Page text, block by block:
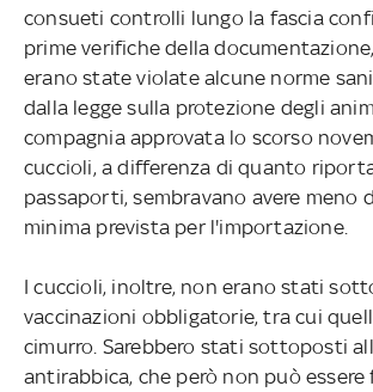
consueti controlli lungo la fascia
prime verifiche della
erano state violate alcune norme
dalla legge sulla protezione degli
compagnia approvata lo scorso
cuccioli, a differenza di quanto
passaporti, sembravano avere meno
minima prevista per l'importazione.
I cuccioli, inoltre, non erano stati
vaccinazioni obbligatorie, tra cui
cimurro. Sarebbero stati sottoposti
antirabbica, che però non può